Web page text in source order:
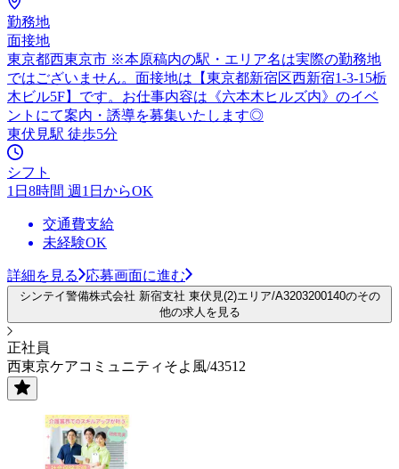
勤務地
面接地
東京都西東京市 ※本原稿内の駅・エリア名は実際の勤務地
ではございません。面接地は【東京都新宿区西新宿1-3-15栃
木ビル5F】です。お仕事内容は《六本木ヒルズ内》のイベ
ントにて案内・誘導を募集いたします◎
東伏見駅 徒歩5分
シフト
1日8時間 週1日からOK
交通費支給
未経験OK
詳細を見る 応募画面に進む
シンテイ警備株式会社 新宿支社 東伏見(2)エリア/A3203200140のその
他の求人を見る
正社員
西東京ケアコミュニティそよ風/43512